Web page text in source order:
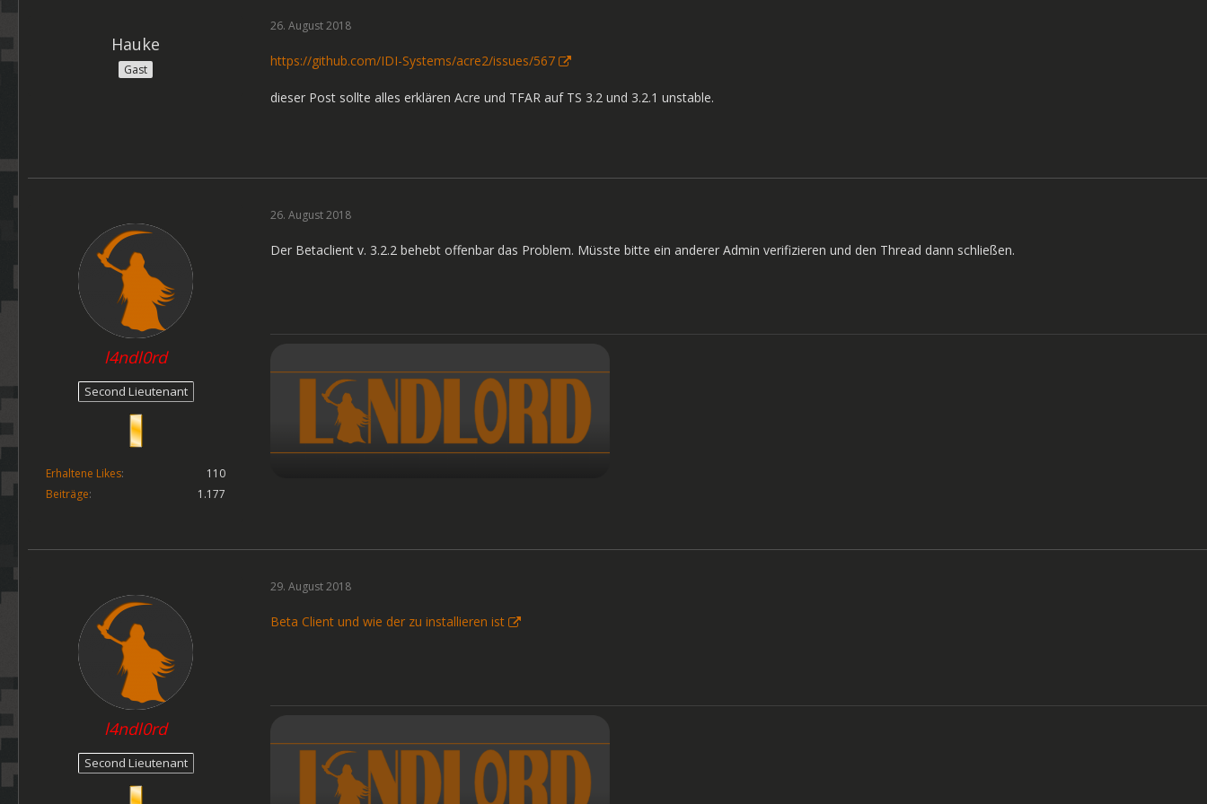
Hauke
Gast
26. August 2018
https://github.com/IDI-Systems/acre2/issues/567
dieser Post sollte alles erklären Acre und TFAR auf TS 3.2 und 3.2.1 unstable.
l4ndl0rd
Second Lieutenant
Erhaltene Likes
110
Beiträge
1.177
26. August 2018
Der Betaclient v. 3.2.2 behebt offenbar das Problem. Müsste bitte ein anderer Admin verifizieren und den Thread dann schließen.
l4ndl0rd
Second Lieutenant
29. August 2018
Beta Client und wie der zu installieren ist